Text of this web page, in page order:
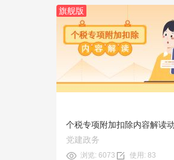
旗舰版
预览
个税专项附加扣除内容解读
党建政务
浏览: 6073 使用: 83